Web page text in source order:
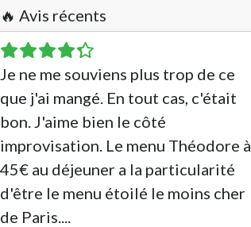
🔥 Avis récents
Je ne me souviens plus trop de ce
que j'ai mangé. En tout cas, c'était
bon. J'aime bien le côté
improvisation. Le menu Théodore à
45€ au déjeuner a la particularité
d'être le menu étoilé le moins cher
de Paris....